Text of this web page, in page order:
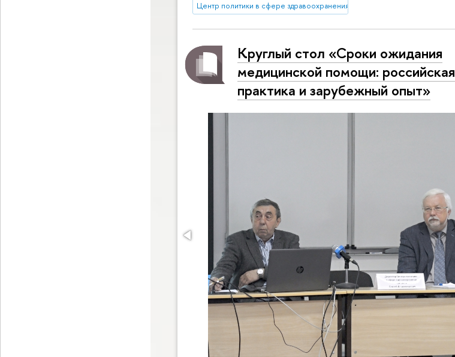
Центр политики в сфере здравоохранения
Круглый стол «Сроки ожидания
медицинской помощи: российская
практика и зарубежный опыт»